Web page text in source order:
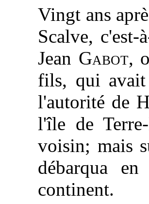
Vingt ans
Scalve,
Jean Gabot,
fils, qui
l'autorité de
l'île de
voisin; mais
débarqua
continent.